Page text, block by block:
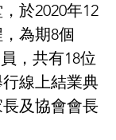
於2020年12
為期8個
，共有18位
線上結業典
及協會會長